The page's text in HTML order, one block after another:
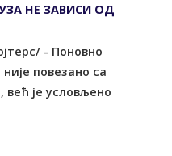
НЕ ЗАВИСИ ОД
- Поновно
повезано са
је условљено